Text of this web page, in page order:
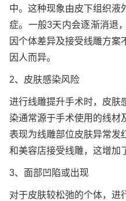
中。这种现象由皮下组织液
症。一般3天内会逐渐消退
因个体差异及接受线雕方案
因人而异。
2、皮肤感染风险
进行线雕提升手术时，皮肤
染通常源于手术使用的线材
表现为线雕部位皮肤异常发
和美容店接受线雕，这增加
3、面部凹陷或出现
对于皮肤较松弛的个体，进